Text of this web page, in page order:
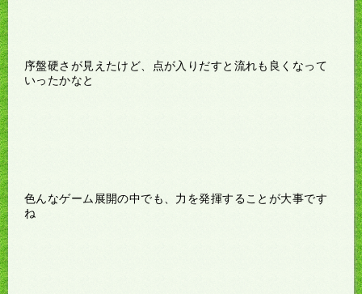
序盤硬さが見えたけど、点が入りだすと流れも良くなって
いったかなと
色んなゲーム展開の中でも、力を発揮することが大事です
ね